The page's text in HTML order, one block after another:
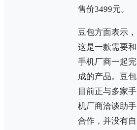
售价3499元。
豆包方面表示，
这是一款需要和
手机厂商一起完
成的产品。豆包
目前正与多家手
机厂商洽谈助手
合作，并没有自